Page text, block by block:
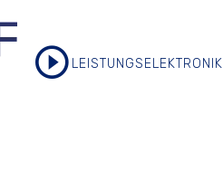
LEISTUNGSELEKTRONIK